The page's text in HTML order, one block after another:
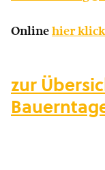
Online hier
zur